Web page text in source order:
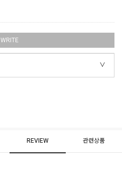
WRITE
REVIEW 관련상품